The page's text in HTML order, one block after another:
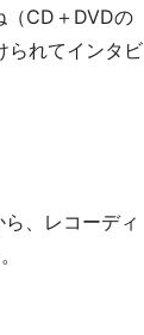
CD＋DVDの
られてインタビ
、レコーディ